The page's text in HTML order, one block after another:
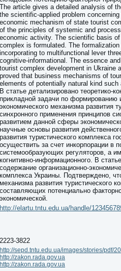
The article gives a detailed analysis of
the scientific-applied problem
economic mechanism of state tourist
of the principles of systemic and
economic activity. The scientific basis
complex is formulated. The
incorporating to multifunctional lever
cognitive-informational. The essence
tourist complex development in Ukraine
proved that business mechanisms of
elements of potentially natural kind
В статье детализировано теоретико-
прикладной задачи по формированию
экономического механизма развития
синхронного применения принципов
развитием данной сферы
научные основы развития
развития туристического комплекса
осуществить за счет инкорпорации в
системообразующих регуляторов, а
когнитивно-информационного. В
содержание организационно-
комплекса Украины. Подтверждено,
механизма развития туристического
составляющих потенциально
экономической.
http://elartu.tntu.edu.ua/handle/
2223-3822
http://sepd.tntu.edu.ua/images/stories/pdf/
http://zakon.rada.gov.ua
http://zakon.rada.gov.ua